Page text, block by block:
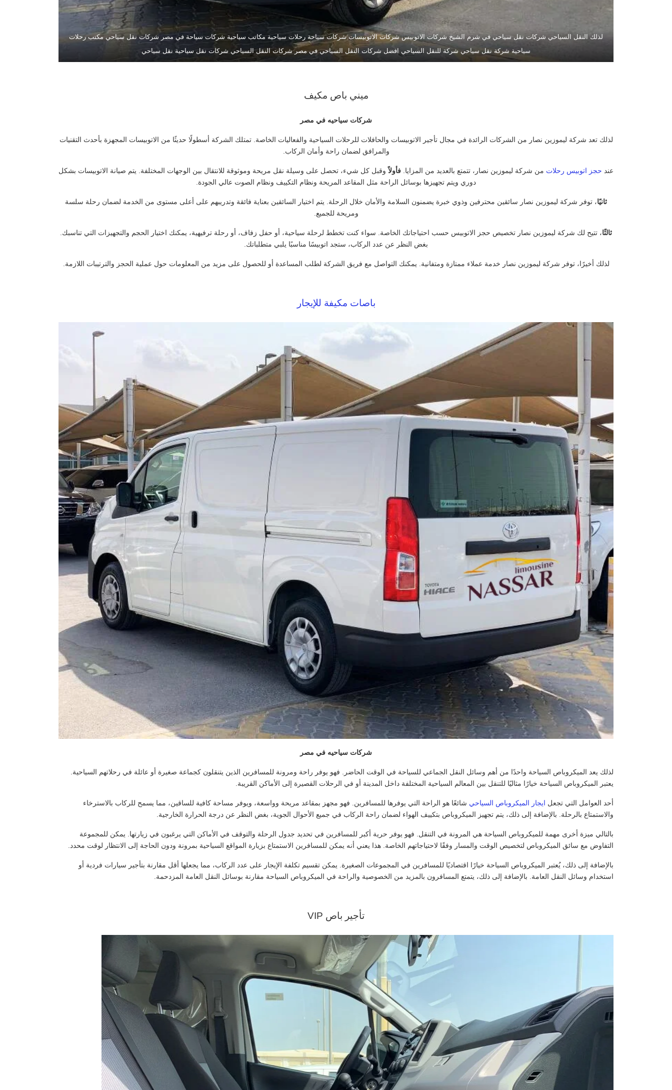
لذلك النقل السياحي شركات نقل سياحي في شرم الشيخ شركات الاتوبيس شركات الاتوبيسات شركات سياحة رحلات سياحية مكاتب سياحية شركات سياحة في مصر شركات نقل سياحي مكتب رحلات
سياحية شركة نقل سياحي شركة للنقل السياحي افضل شركات النقل السياحي في مصر شركات النقل السياحي شركات نقل سياحية نقل سياحي
ميني باص مكيف
شركات سياحيه في مصر
لذلك تعد شركة ليموزين نصار من الشركات الرائدة في مجال تأجير الاتوبيسات والحافلات للرحلات السياحية والفعاليات الخاصة. تمتلك الشركة أسطولًا حديثًا من الاتوبيسات المجهزة بأحدث التقنيات
والمرافق لضمان راحة وأمان الركاب.
عند حجز اتوبيس رحلات من شركة ليموزين نصار، تتمتع بالعديد من المزايا. فأولاً وقبل كل شيء، تحصل على وسيلة نقل مريحة وموثوقة للانتقال بين الوجهات المختلفة. يتم صيانة الاتوبيسات بشكل
دوري ويتم تجهيزها بوسائل الراحة مثل المقاعد المريحة ونظام التكييف ونظام الصوت عالي الجودة.
ثانيًا، توفر شركة ليموزين نصار سائقين محترفين وذوي خبرة يضمنون السلامة والأمان خلال الرحلة. يتم اختيار السائقين بعناية فائقة وتدريبهم على أعلى مستوى من الخدمة لضمان رحلة سلسة
ومريحة للجميع.
ثالثًا، تتيح لك شركة ليموزين نصار تخصيص حجز الاتوبيس حسب احتياجاتك الخاصة. سواء كنت تخطط لرحلة سياحية، أو حفل زفاف، أو رحلة ترفيهية، يمكنك اختيار الحجم والتجهيزات التي تناسبك.
بغض النظر عن عدد الركاب، ستجد اتوبيسًا مناسبًا يلبي متطلباتك.
لذلك أخيرًا، توفر شركة ليموزين نصار خدمة عملاء ممتازة ومتفانية. يمكنك التواصل مع فريق الشركة لطلب المساعدة أو للحصول على مزيد من المعلومات حول عملية الحجز والترتيبات اللازمة.
باصات مكيفة للإيجار
شركات سياحيه في مصر
لذلك يعد الميكروباص السياحة واحدًا من أهم وسائل النقل الجماعي للسياحة في الوقت الحاضر. فهو يوفر راحة ومرونة للمسافرين الذين يتنقلون كجماعة صغيرة أو عائلة في رحلاتهم السياحية.
يعتبر الميكروباص السياحة خيارًا مثاليًا للتنقل بين المعالم السياحية المختلفة داخل المدينة أو في الرحلات القصيرة إلى الأماكن القريبة.
أحد العوامل التي تجعل ايجار الميكروباص السياحي شائعًا هو الراحة التي يوفرها للمسافرين. فهو مجهز بمقاعد مريحة وواسعة، ويوفر مساحة كافية للساقين، مما يسمح للركاب بالاسترخاء
والاستمتاع بالرحلة. بالإضافة إلى ذلك، يتم تجهيز الميكروباص بتكييف الهواء لضمان راحة الركاب في جميع الأحوال الجوية، بغض النظر عن درجة الحرارة الخارجية.
بالتالي ميزة أخرى مهمة للميكروباص السياحة هي المرونة في التنقل. فهو يوفر حرية أكبر للمسافرين في تحديد جدول الرحلة والتوقف في الأماكن التي يرغبون في زيارتها. يمكن للمجموعة
التفاوض مع سائق الميكروباص لتخصيص الوقت والمسار وفقًا لاحتياجاتهم الخاصة. هذا يعني أنه يمكن للمسافرين الاستمتاع بزيارة المواقع السياحية بمرونة ودون الحاجة إلى الانتظار لوقت محدد.
بالإضافة إلى ذلك، يُعتبر الميكروباص السياحة خيارًا اقتصاديًا للمسافرين في المجموعات الصغيرة. يمكن تقسيم تكلفة الإيجار على عدد الركاب، مما يجعلها أقل مقارنة بتأجير سيارات فردية أو
استخدام وسائل النقل العامة. بالإضافة إلى ذلك، يتمتع المسافرون بالمزيد من الخصوصية والراحة في الميكروباص السياحة مقارنة بوسائل النقل العامة المزدحمة.
تأجير باص VIP